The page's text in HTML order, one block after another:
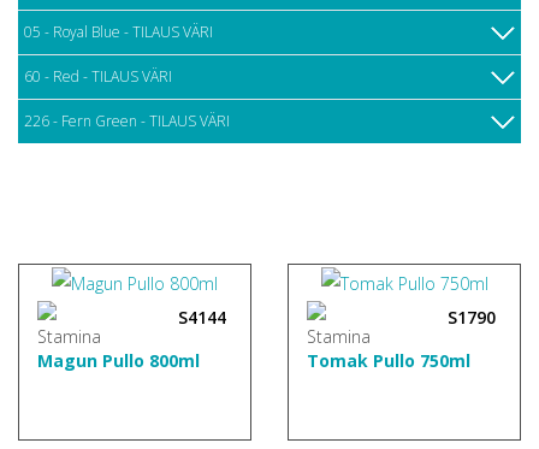
05 - Royal Blue - TILAUS VÄRI
60 - Red - TILAUS VÄRI
226 - Fern Green - TILAUS VÄRI
S4144
Magun Pullo 800ml
S1790
Tomak Pullo 750ml